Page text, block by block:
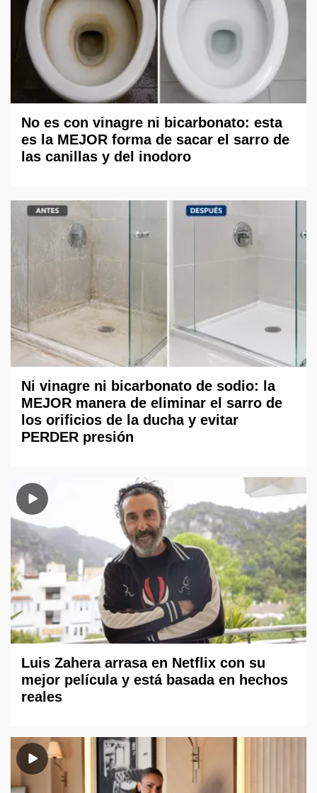
No es con vinagre ni bicarbonato: esta
es la MEJOR forma de sacar el sarro de
las canillas y del inodoro
Ni vinagre ni bicarbonato de sodio: la
MEJOR manera de eliminar el sarro de
los orificios de la ducha y evitar
PERDER presión
Luis Zahera arrasa en Netflix con su
mejor película y está basada en hechos
reales